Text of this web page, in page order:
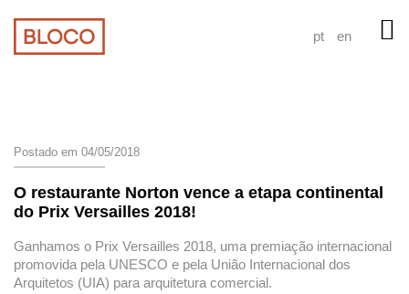
pt en
Postado em 04/05/2018
O restaurante Norton vence a etapa continental
do Prix Versailles 2018!
Ganhamos o Prix Versailles 2018, uma premiação internacional
promovida pela UNESCO e pela União Internacional dos
Arquitetos (UIA) para arquitetura comercial.